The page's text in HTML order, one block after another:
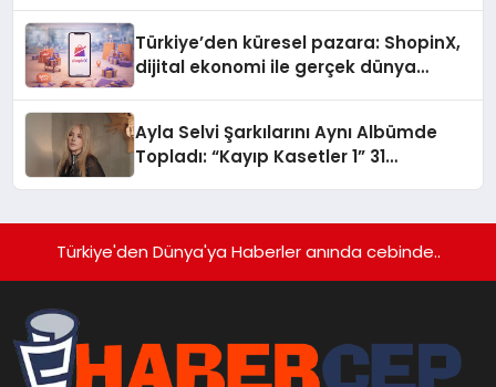
Türkiye’den küresel pazara: ShopinX,
dijital ekonomi ile gerçek dünya
Ayla Selvi Şarkılarını Aynı Albümde
Topladı: “Kayıp Kasetler 1” 31
Türkiye'den Dünya'ya Haberler anında cebinde..